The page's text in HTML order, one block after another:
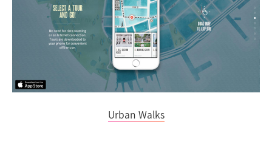
Urban Walks